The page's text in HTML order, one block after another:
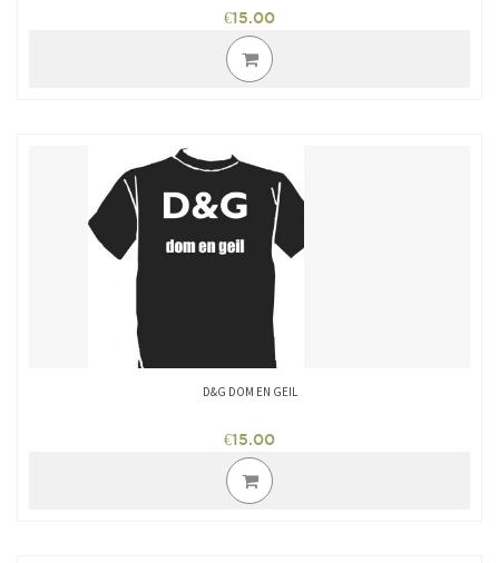
€15.00
Dit
product
heeft
optie
gekozen
worden
productpagina
D&G DOM EN GEIL
€15.00
Dit
product
heeft